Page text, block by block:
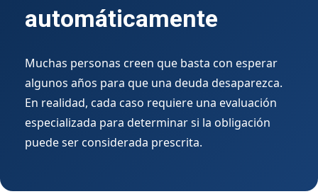
automáticamente
Muchas personas creen que basta con esperar
algunos años para que una deuda desaparezca.
En realidad, cada caso requiere una evaluación
especializada para determinar si la obligación
puede ser considerada prescrita.